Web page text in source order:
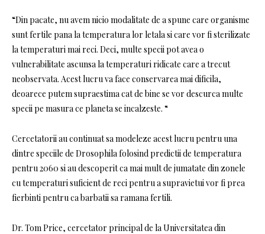
“Din pacate, nu avem nicio modalitate de a spune care organisme
sunt fertile pana la temperatura lor letala si care vor fi sterilizate
la temperaturi mai reci. Deci, multe specii pot avea o
vulnerabilitate ascunsa la temperaturi ridicate care a trecut
neobservata. Acest lucru va face conservarea mai dificila,
deoarece putem supraestima cat de bine se vor descurca multe
specii pe masura ce planeta se incalzeste. “
Cercetatorii au continuat sa modeleze acest lucru pentru una
dintre speciile de Drosophila folosind predictii de temperatura
pentru 2060 si au descoperit ca mai mult de jumatate din zonele
cu temperaturi suficient de reci pentru a supravietui vor fi prea
fierbinti pentru ca barbatii sa ramana fertili.
Dr. Tom Price, cercetator principal de la Universitatea din